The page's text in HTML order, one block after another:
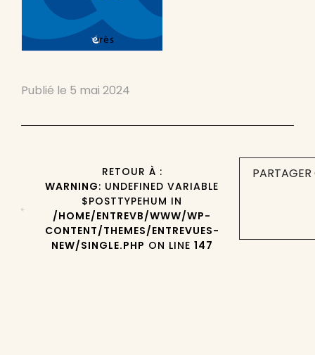
Publié le 5 mai 2024
RETOUR À :
WARNING: UNDEFINED VARIABLE
$POSTTYPEHUM IN
/HOME/ENTREVB/WWW/WP-
CONTENT/THEMES/ENTREVUES-
NEW/SINGLE.PHP ON LINE 147